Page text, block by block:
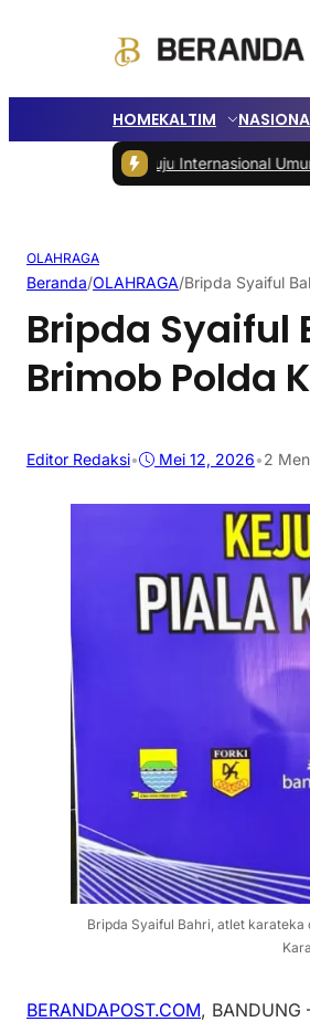
HOMEKALTIM
Menuju Internasional Umum,
OLAHRAGA
Beranda/OLAHRAGA/Bripda Syaiful
Bripda Syaiful
Brimob Polda
Editor Redaksi• Mei 12, 2026•2
Bripda Syaiful Bahri, atlet
BERANDAPOST.COM, BANDUNG